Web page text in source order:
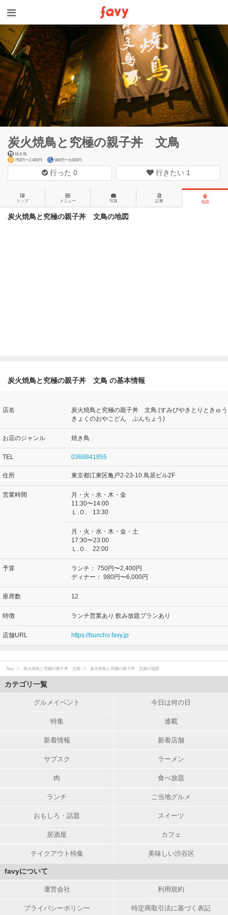
炭火焼鳥と究極の親子丼 文鳥
焼き鳥
750円〜2,400円
980円〜6,000円
行った0 行きたい 1
トップ メニュー 写真 記事 地図
炭火焼鳥と究極の親子丼 文鳥の地図
炭火焼鳥と究極の親子丼 文鳥 の基本情報
店名
炭火焼鳥と究極の親子丼 文鳥 (すみびやきとりときゅう
きょくのおやこどん ぶんちょう)
お店のジャンル 焼き鳥
TEL 0368841855
住所 東京都江東区亀戸2-23-10 鳥居ビル2F
営業時間
月・火・水・木・金
11:30〜14:00
Ｌ.Ｏ. 13:30
月・火・水・木・金・土
17:30〜23:00
Ｌ.Ｏ. 22:00
予算 ランチ： 750円〜2,400円
ディナー： 980円〜6,000円
座席数 12
特徴 ランチ営業あり 飲み放題プランあり
店舗URL https://buncho.favy.jp
favy 炭火焼鳥と究極の親子丼 文鳥 炭火焼鳥と究極の親子丼 文鳥の地図
カテゴリ一覧
グルメイベント 今日は何の日
特集 連載
新着情報 新着店舗
サブスク ラーメン
肉 食べ放題
ランチ ご当地グルメ
おもしろ・話題 スイーツ
居酒屋 カフェ
テイクアウト特集 美味しい渋谷区
favyについて
運営会社 利用規約
プライバシーポリシー 特定商取引法に基づく表記